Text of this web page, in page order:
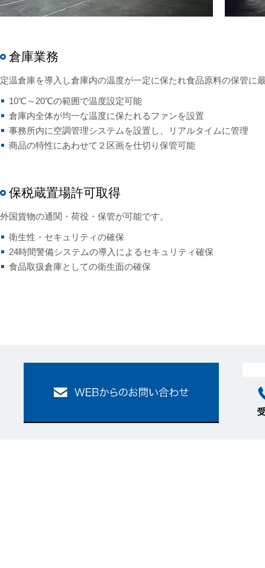
倉庫業務
定温倉庫を導入し倉庫内の温度が一定に保たれ食品原料の保管に
10℃～20℃の範囲で温度設定可能
倉庫内全体が均一な温度に保たれるファンを設置
事務所内に空調管理システムを設置し、リアルタイムに管理
商品の特性にあわせて２区画を仕切り保管可能
保税蔵置場許可取得
外国貨物の通関・荷役・保管が可能です。
衛生性・セキュリティの確保
24時間警備システムの導入によるセキュリティ確保
食品取扱倉庫としての衛生面の確保